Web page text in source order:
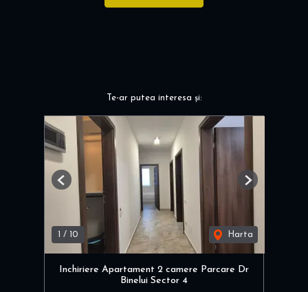
Te-ar putea interesa și:
/ 10 Harta
Previous Next
Inchiriere Apartament 2 camere Parcare Dr
Binelui Sector 4